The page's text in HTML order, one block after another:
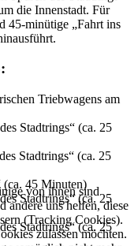
die Innenstadt. Für
45-minütige „Fahrt ins
Triebwagens am
Stadtrings“ (ca. 25
Stadtrings“ (ca. 25
(ca. 45 Minuten)
Stadtrings“ (ca. 25
Stadtrings“ (ca. 25
von ihnen sind
andere uns helfen, diese
(Tracking Cookies).
zulassen möchten.